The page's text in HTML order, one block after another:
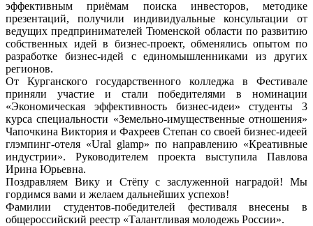
эффективным приёмам поиска инвесторов, методике
презентаций, получили индивидуальные консультации от
ведущих предпринимателей Тюменской области по развитию
собственных идей в бизнес-проект, обменялись опытом по
разработке бизнес-идей с единомышленниками из других
регионов.
От Курганского государственного колледжа в Фестивале
приняли участие и стали победителями в номинации
«Экономическая эффективность бизнес-идеи» студенты 3
курса специальности «Земельно-имущественные отношения»
Чапочкина Виктория и Фахреев Степан со своей бизнес-идеей
глэмпинг-отеля «Ural glamp» по направлению «Креативные
индустрии». Руководителем проекта выступила Павлова
Ирина Юрьевна.
Поздравляем Вику и Стёпу с заслуженной наградой! Мы
гордимся вами и желаем дальнейших успехов!
Фамилии студентов-победителей фестиваля внесены в
общероссийский реестр «Талантливая молодежь России».